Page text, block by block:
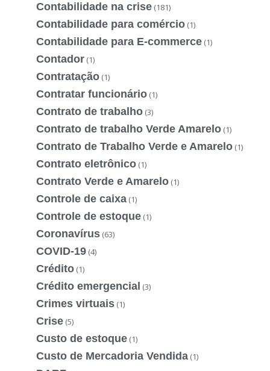
Contabilidade na crise (181)
Contabilidade para comércio (1)
Contabilidade para E-commerce (1)
Contador (1)
Contratação (1)
Contratar funcionário (1)
Contrato de trabalho (3)
Contrato de trabalho Verde Amarelo (1)
Contrato de Trabalho Verde e Amarelo (1)
Contrato eletrônico (1)
Contrato Verde e Amarelo (1)
Controle de caixa (1)
Controle de estoque (1)
Coronavírus (63)
COVID-19 (4)
Crédito (1)
Crédito emergencial (3)
Crimes virtuais (1)
Crise (5)
Custo de estoque (1)
Custo de Mercadoria Vendida (1)